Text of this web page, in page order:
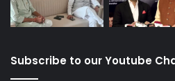
Subscribe to our Youtube